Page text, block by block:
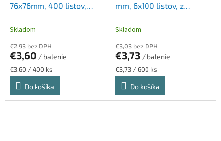
76x76mm, 400 listov,
farby
Skladom
€2,93 bez DPH
€3,60 / balenie
Jednotková
cena:
€3,60 / 400 ks
Do košíka
mm, 6x100 listov, z
VICTORIA OFFICE, mix
Skladom
€3,03 bez DPH
€3,73 / balenie
Jednotková
cena:
€3,73 / 600 ks
Do košíka